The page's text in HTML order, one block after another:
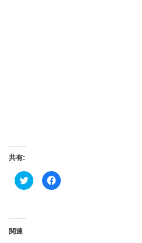
共有:
ク
リ
Facebook
で
関連